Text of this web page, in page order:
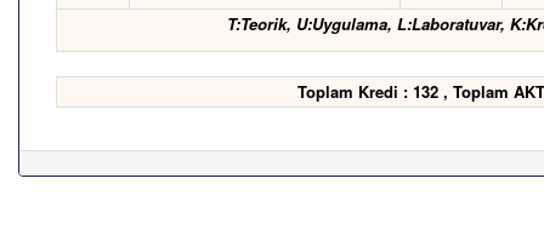
T:Teorik, U:Uygulama, L:Laboratuvar,
Toplam Kredi : 132 , Toplam